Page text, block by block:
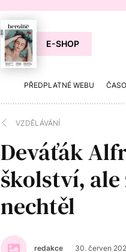
E-SHOP
PŘEDPLATNÉ WEBU
VZDĚLÁVÁNÍ
Deváťák
školství,
nechtěl
redakce 30. červen